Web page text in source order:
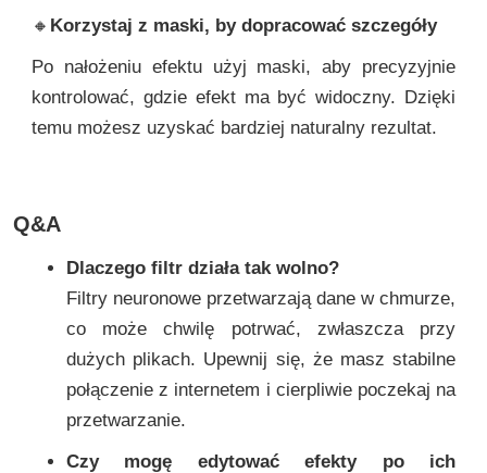
🔸 Korzystaj z maski, by dopracować szczegóły
Po nałożeniu efektu użyj maski, aby precyzyjnie
kontrolować, gdzie efekt ma być widoczny. Dzięki
temu możesz uzyskać bardziej naturalny rezultat.
Q&A
Dlaczego filtr działa tak wolno?
Filtry neuronowe przetwarzają dane w chmurze,
co może chwilę potrwać, zwłaszcza przy
dużych plikach. Upewnij się, że masz stabilne
połączenie z internetem i cierpliwie poczekaj na
przetwarzanie.
Czy mogę edytować efekty po ich